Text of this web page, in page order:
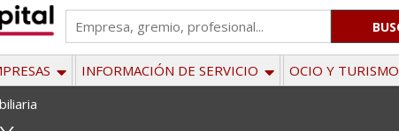
.
__('Search
for:')
INFORMACIÓN DE SERVICIO OCIO Y TURISMO